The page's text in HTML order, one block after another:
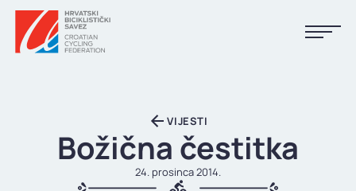
KALENDAR
VIJESTI
Božična čestitka
24. prosinca 2014.